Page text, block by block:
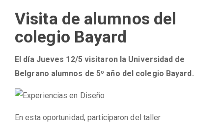
principal
Visita de alumnos del
colegio Bayard
El día Jueves 12/5 visitaron la Universidad de
Belgrano alumnos de 5º año del colegio Bayard.
En esta oportunidad, participaron del taller